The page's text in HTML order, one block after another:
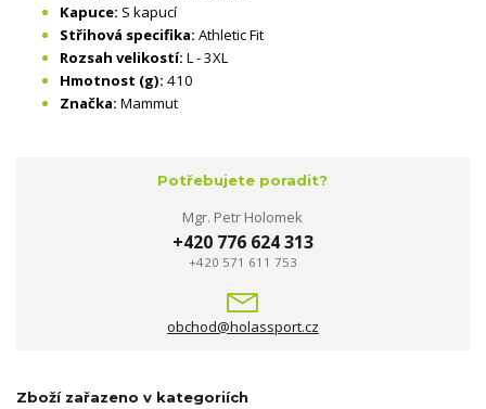
Kapuce: S kapucí
Střihová specifika: Athletic Fit
Rozsah velikostí: L - 3XL
Hmotnost (g): 410
Značka: Mammut
Potřebujete poradit?
Mgr. Petr Holomek
+420 776 624 313
+420 571 611 753
obchod@holassport.cz
Zboží zařazeno v kategoriích